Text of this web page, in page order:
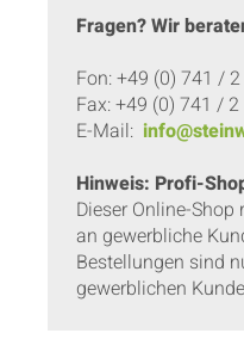
Fragen? Wir
Fon: +49 (0) 741 /
Fax: +49 (0) 741 /
E-Mail:
Hinweis: Profi-
Dieser Online-
an gewerbliche
Bestellungen sind
gewerblichen